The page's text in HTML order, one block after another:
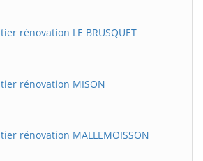
rénovation LE BRUSQUET
rénovation MISON
rénovation MALLEMOISSON